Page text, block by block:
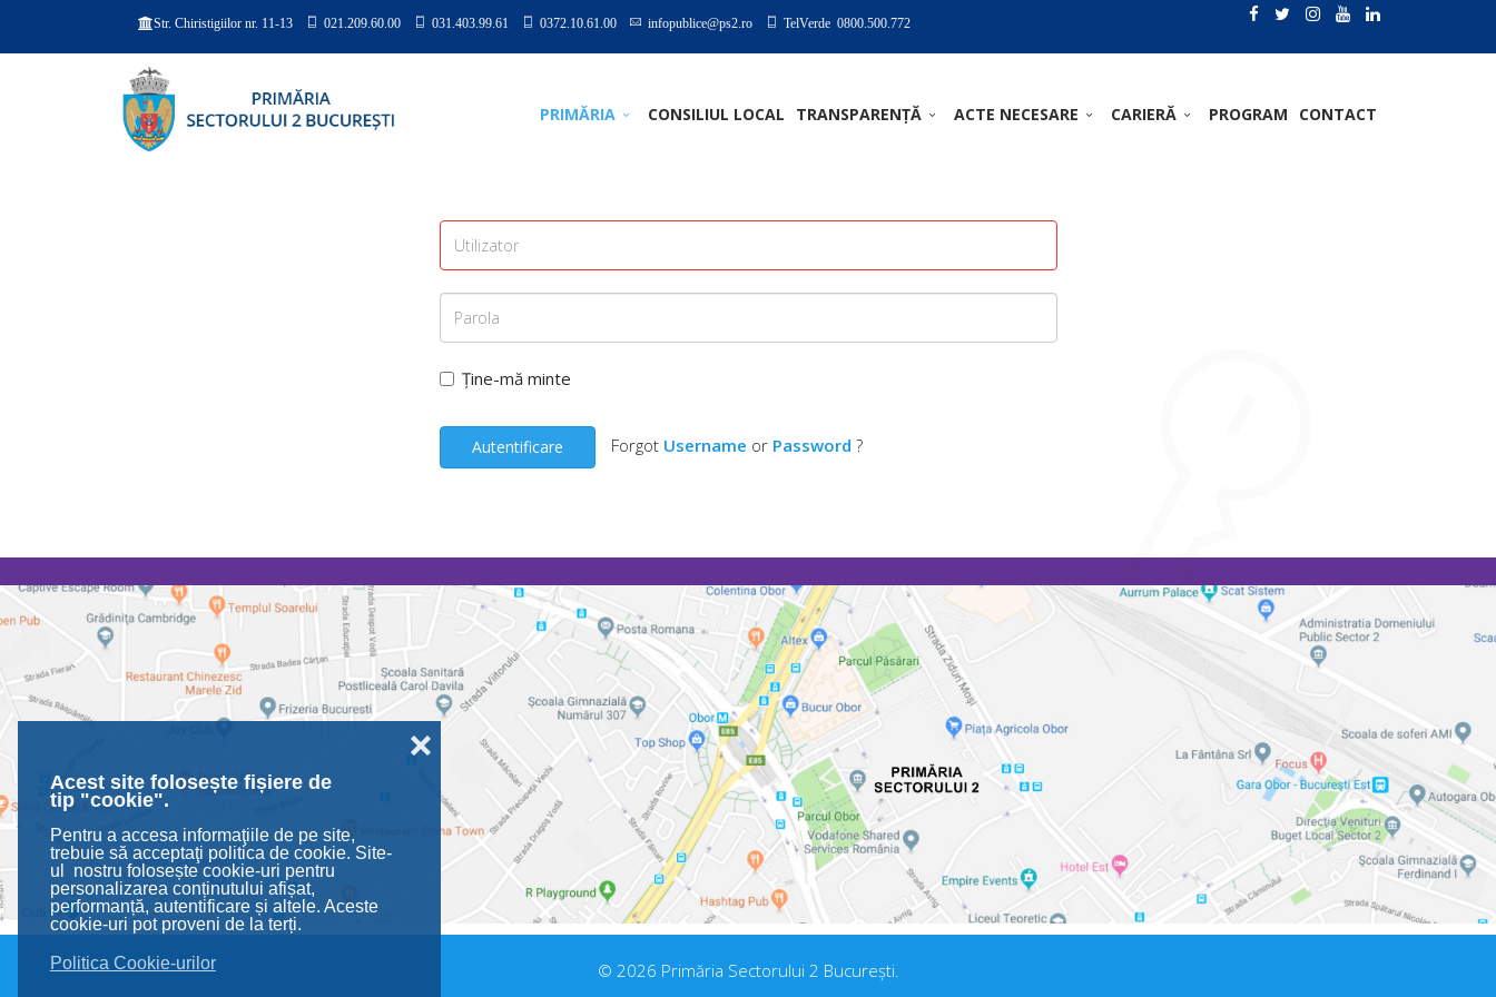
Acest site folosește fișiere de
tip "cookie".
Pentru a accesa informaţiile de pe site,
trebuie să acceptaţi politica de cookie. Site-
ul nostru folosește cookie-uri pentru
personalizarea conținutului afișat,
performanță, autentificare și altele. Aceste
cookie-uri pot proveni de la terți.
Politica Cookie-urilor
❌
Str. Chiristigiilor nr. 11-13 021.209.60.00 031.403.99.61 0372.10.61.00 infopublice@ps2.ro TelVerde 0800.500.772
PRIMĂRIA CONSILIUL LOCAL TRANSPARENȚĂ ACTE NECESARE CARIERĂ PROGRAM CONTACT
Ține-mă minte
Autentificare Forgot Username or Password ?
© 2026 Primăria Sectorului 2 București.